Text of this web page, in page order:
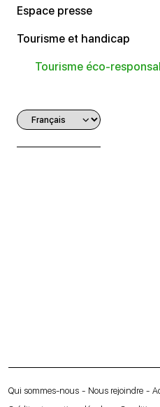
Espace presse
Tourisme et handicap
Tourisme éco-
Qui sommes-nous Nous rejoindre